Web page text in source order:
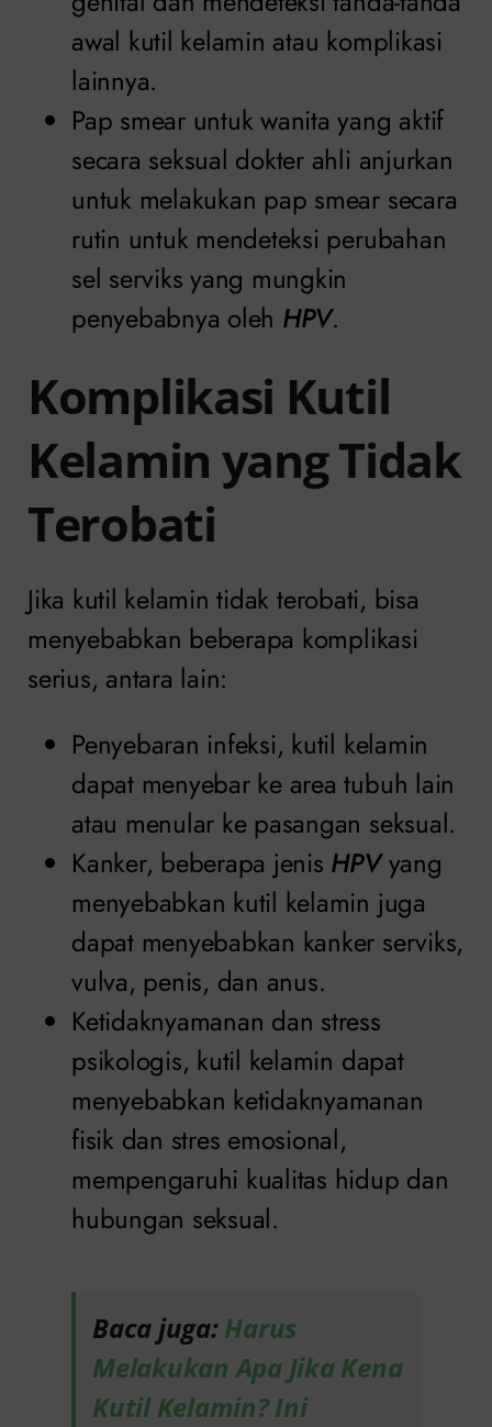
awal kutil kelamin atau komplikasi
lainnya.
Pap smear untuk wanita yang aktif
secara seksual dokter ahli anjurkan
untuk melakukan pap smear secara
rutin untuk mendeteksi perubahan
sel serviks yang mungkin
penyebabnya oleh HPV.
Komplikasi Kutil
Kelamin yang Tidak
Terobati
Jika kutil kelamin tidak terobati, bisa
menyebabkan beberapa komplikasi
serius, antara lain:
Penyebaran infeksi, kutil kelamin
dapat menyebar ke area tubuh lain
atau menular ke pasangan seksual.
Kanker, beberapa jenis HPVyang
menyebabkan kutil kelamin juga
dapat menyebabkan kanker serviks,
vulva, penis, dan anus.
Ketidaknyamanan dan stress
psikologis, kutil kelamin dapat
menyebabkan ketidaknyamanan
fisik dan stres emosional,
mempengaruhi kualitas hidup dan
hubungan seksual.
Baca juga:Harus
Melakukan Apa Jika Kena
Kutil Kelamin? Ini